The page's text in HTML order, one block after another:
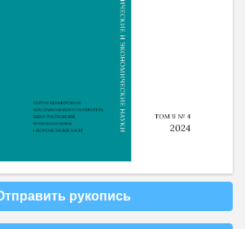
рукопись